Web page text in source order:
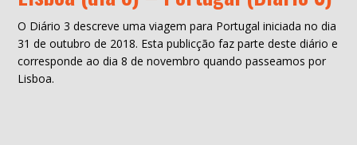
O Diário 3 descreve uma viagem para Portugal iniciada no dia
31 de outubro de 2018. Esta publicção faz parte deste diário e
corresponde ao dia 8 de novembro quando passeamos por
Lisboa.